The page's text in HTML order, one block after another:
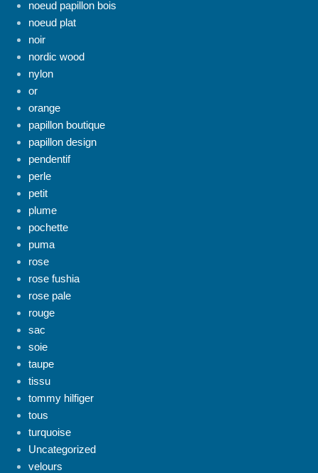
noeud papillon bois
noeud plat
noir
nordic wood
nylon
or
orange
papillon boutique
papillon design
pendentif
perle
petit
plume
pochette
puma
rose
rose fushia
rose pale
rouge
sac
soie
taupe
tissu
tommy hilfiger
tous
turquoise
Uncategorized
velours